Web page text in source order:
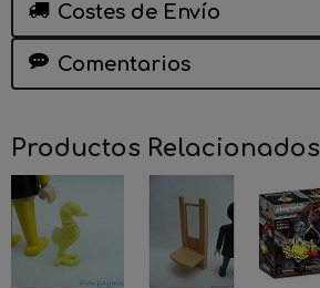
Costes de Envío
Comentarios
Productos Relacionados